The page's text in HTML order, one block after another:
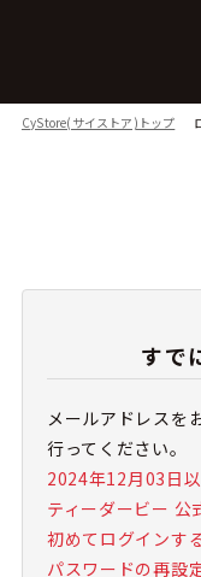
CyStore(サイストア)トップ
すで
メールアドレスを
行ってください。
2024年12月03日
ティーダービー 公
初めてログインす
パスワードの再設